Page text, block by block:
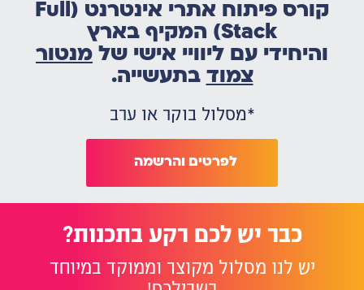
קורס פיתוח אתרי אינטרנט (Full
Stack) המקיף בארץ
והיחידי עם ליוויי אישי של מנטור
צמוד בתעשייה.
*מסלול בוקר או ערב
לפרטים והרשמה
כבר יש לכם רקע בתכנות?
יש לנו מסלול מקוצר וממוקד במיוחד